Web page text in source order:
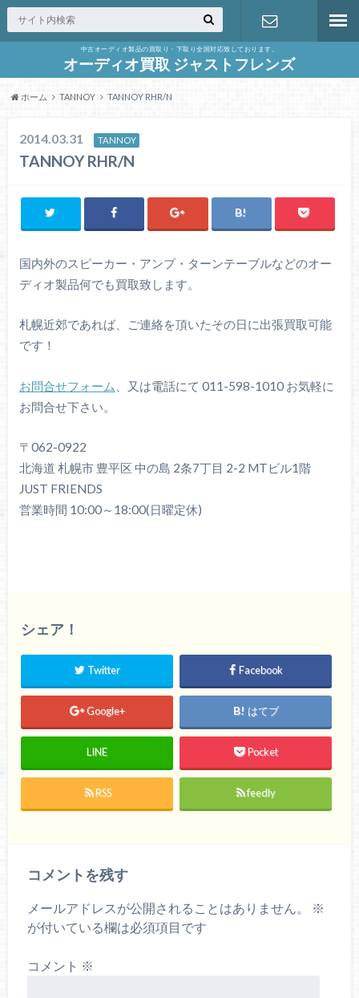
中古オーディオ製品の買取り・下取り全国対応致しております。
オーディオ買取 ジャストフレンズ
お問合せ
ホーム TANNOY TANNOY RHR/N
2014.03.31 TANNOY
TANNOY RHR/N
国内外のスピーカー・アンプ・ターンテーブルなどのオー
ディオ製品何でも買取致します。
札幌近郊であれば、ご連絡を頂いたその日に出張買取可能
です！
お問合せフォーム 、又は電話にて 011-598-1010 お気軽に
お問合せ下さい。
〒062-0922
北海道 札幌市 豊平区 中の島 2条7丁目 2-2 MTビル1階
JUST FRIENDS
営業時間 10:00～18:00(日曜定休)
シェア！
Twitter Facebook
Google+ はてブ
LINE Pocket
RSS feedly
コメントを残す
メールアドレスが公開されることはありません。
※
が付いている欄は必須項目です
コメント ※